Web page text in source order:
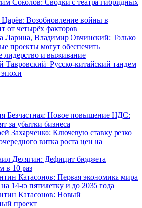
Соколов: Сводки с театра гибридных
Царёв: Возобновление войны в
от четырёх факторов
Ларина, Владимир Овчинский: Только
проекты могут обеспечить
лидерство и выживание
Тавровский: Русско-китайский тандем
эпохи
Безчастная: Новое повышение НДС:
за убытки бизнеса
Захарченко: Ключевую ставку резко
витка роста цен на
Делягин: Дефицит бюджета
в 10 раз
Катасонов: Первая экономика мира
на 14-ю пятилетку и до 2035 года
Катасонов: Новый
проект